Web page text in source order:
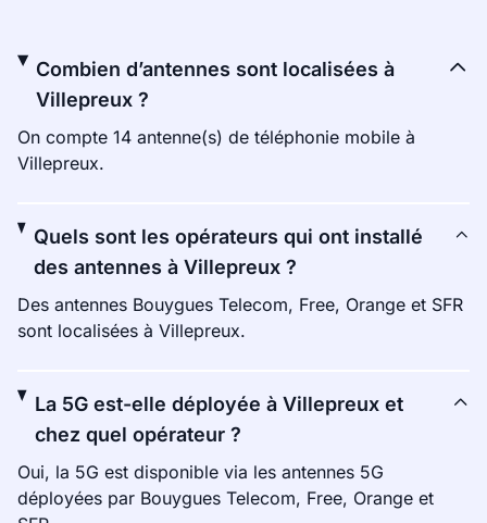
Combien d’antennes sont localisées à
Villepreux ?
On compte 14 antenne(s) de téléphonie mobile à
Villepreux.
Quels sont les opérateurs qui ont installé
des antennes à Villepreux ?
Des antennes Bouygues Telecom, Free, Orange et SFR
sont localisées à Villepreux.
La 5G est-elle déployée à Villepreux et
chez quel opérateur ?
Oui, la 5G est disponible via les antennes 5G
déployées par Bouygues Telecom, Free, Orange et